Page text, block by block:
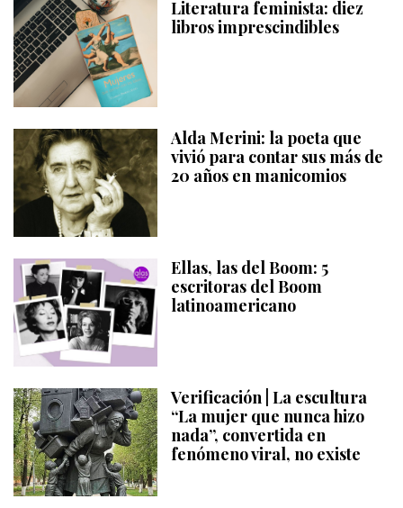
Literatura feminista: diez
libros imprescindibles
Alda Merini: la poeta que
vivió para contar sus más de
20 años en manicomios
Ellas, las del Boom: 5
escritoras del Boom
latinoamericano
Verificación | La escultura
“La mujer que nunca hizo
nada”, convertida en
fenómeno viral, no existe